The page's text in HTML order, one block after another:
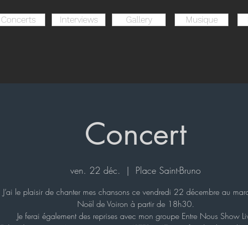
Concerts Interviews Gallery Musique
Concert
ven. 22 déc.
  |
Place Saint-Bruno
J’ai le plaisir de chanter mes chansons ce vendredi 22 décembre au
Noël de Voiron à partir de 18h30.
Je ferai également des reprises avec mon groupe Entre Nous Show